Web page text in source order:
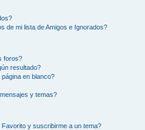
de mi lista de Amigos e Ignorados?
foros?
resultado?
en blanco?
y temas?
y suscribirme a un tema?